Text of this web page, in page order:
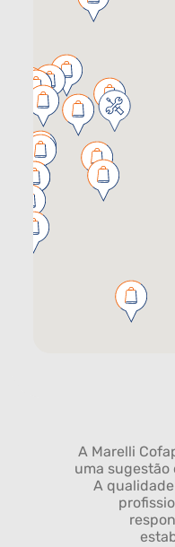
A Marelli
uma sugestão
A